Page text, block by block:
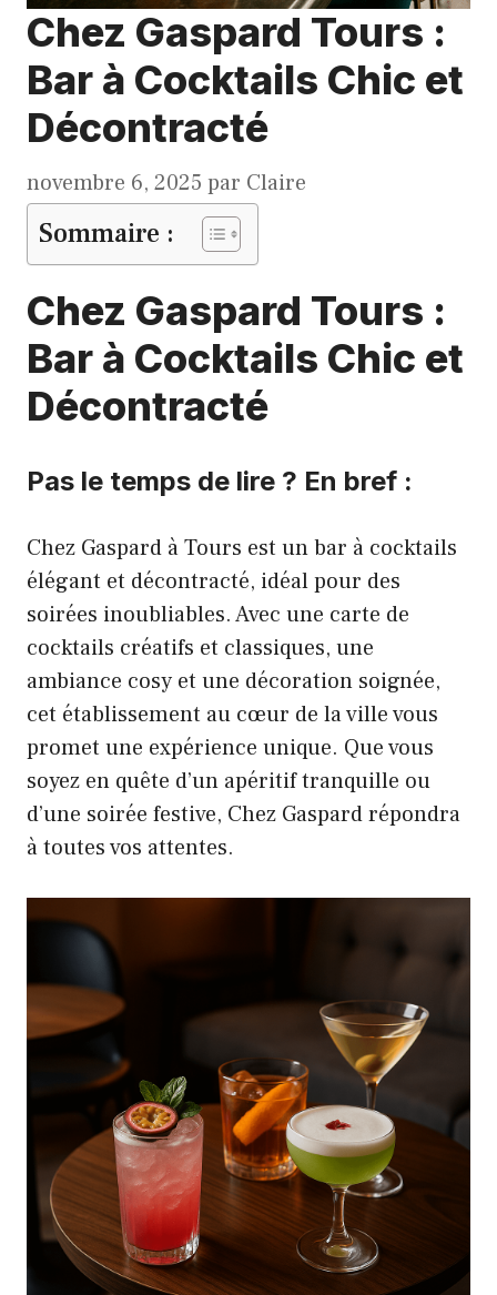
Chez Gaspard Tours :
Bar à Cocktails Chic et
Décontracté
novembre 6, 2025 par Claire
Sommaire :
Chez Gaspard Tours :
Bar à Cocktails Chic et
Décontracté
Pas le temps de lire ? En bref :
Chez Gaspard à Tours est un bar à cocktails
élégant et décontracté, idéal pour des
soirées inoubliables. Avec une carte de
cocktails créatifs et classiques, une
ambiance cosy et une décoration soignée,
cet établissement au cœur de la ville vous
promet une expérience unique. Que vous
soyez en quête d’un apéritif tranquille ou
d’une soirée festive, Chez Gaspard répondra
à toutes vos attentes.